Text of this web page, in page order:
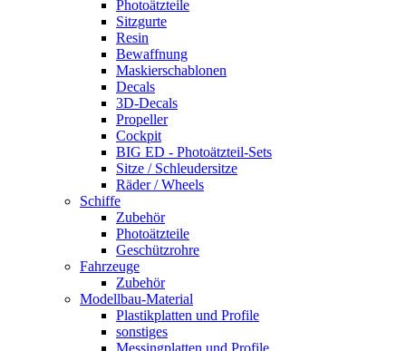
Photoätzteile
Sitzgurte
Resin
Bewaffnung
Maskierschablonen
Decals
3D-Decals
Propeller
Cockpit
BIG ED - Photoätzteil-Sets
Sitze / Schleudersitze
Räder / Wheels
Schiffe
Zubehör
Photoätzteile
Geschützrohre
Fahrzeuge
Zubehör
Modellbau-Material
Plastikplatten und Profile
sonstiges
Messingplatten und Profile